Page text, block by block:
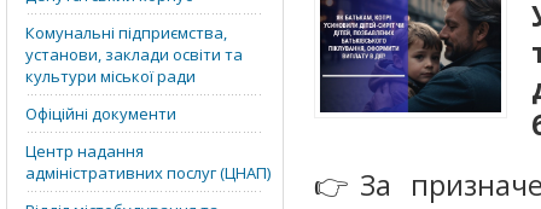
Комунальні підприємства,
установи, заклади освіти та
культури міської ради
Офіційні документи
Центр надання
адміністративних послуг (ЦНАП)
👉За